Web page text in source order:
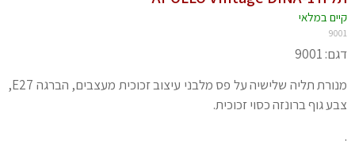
קיים במלאי‬
9001
דגם: 9001
מנורת תליה שלישיה על פס מלבני עיצוב זכוכית מעצבים, הברגה E27,
צבע גוף ברונזה כסוי זכוכית.
.